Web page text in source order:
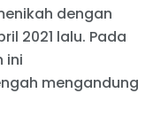
dengan
2021 lalu. Pada
ini
mengandung